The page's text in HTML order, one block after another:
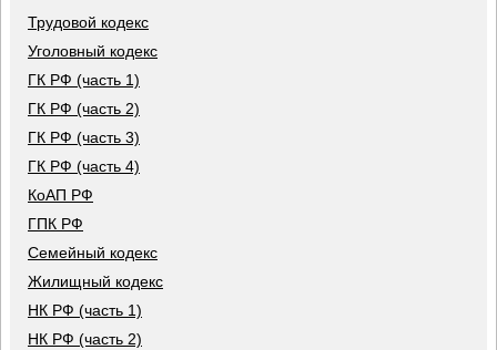
Трудовой кодекс
Уголовный кодекс
ГК РФ (часть 1)
ГК РФ (часть 2)
ГК РФ (часть 3)
ГК РФ (часть 4)
КоАП РФ
ГПК РФ
Семейный кодекс
Жилищный кодекс
НК РФ (часть 1)
НК РФ (часть 2)